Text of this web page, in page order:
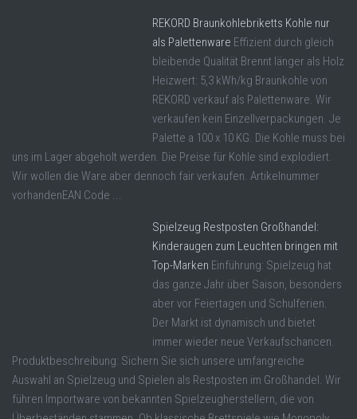
REKORD Braunkohlebriketts Kohle nur
als Palettenware Effizient durch gleich
bleibende Qualität Brennt länger als Holz
Heizwert: 5,3 kWh/kg Braunkohle von
REKORD verkauf als Palettenware. Wir
verkaufen kein Einzellverpackungen. Je
Palette a 100 x 10 KG. Die Kohle muss bei
uns im Lager abgeholt werden. Die Preise für Kohle sind explodiert.
Wir wollen die Ware aber dennoch fair verkaufen. Artikelnummer
vorhandenEAN Code ...
Spielzeug Restposten Großhandel:
Kinderaugen zum Leuchten bringen mit
Top-Marken Einführung: Spielzeug hat
das ganze Jahr über Saison, besonders
aber vor Feiertagen und Schulferien.
Der Markt ist dynamisch und bietet
immer wieder neue Verkaufschancen.
Produktbeschreibung: Sichern Sie sich unsere umfangreiche
Auswahl an Spielzeug und Spielen als Restposten im Großhandel. Wir
führen Importware von bekannten Spielzeugherstellern, die von